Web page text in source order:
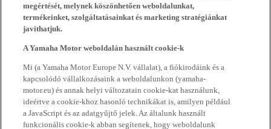
megértését, melynek köszönhetően weboldalunkat,
termékeinket, szolgáltatásainkat és marketing stratégiánkat
javíthatjuk.
A Yamaha Motor weboldalán használt cookie-k
Mi (a Yamaha Motor Europe N.V. vállalat), a fiókirodáink és a
kapcsolódó vállalkozásaink a weboldalunkon (yamaha-
motor.eu) és annak helyi változatain cookie-kat használunk,
ideértve a cookie-khoz hasonló technikákat is, amilyen például
a JavaScript és az adatgyűjtő jelek. Az általunk használt
funkcionális cookie-k abban segítenek, hogy weboldalunk